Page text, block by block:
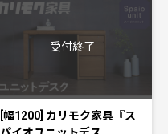
受付終了
[幅1200] カリモク家具『ス